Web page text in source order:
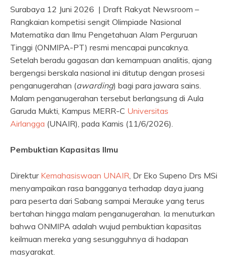
Surabaya 12 Juni 2026 | Draft Rakyat Newsroom –
Rangkaian kompetisi sengit Olimpiade Nasional
Matematika dan Ilmu Pengetahuan Alam Perguruan
Tinggi (ONMIPA-PT) resmi mencapai puncaknya.
Setelah beradu gagasan dan kemampuan analitis, ajang
bergengsi berskala nasional ini ditutup dengan prosesi
penganugerahan (awarding) bagi para jawara sains.
Malam penganugerahan tersebut berlangsung di Aula
Garuda Mukti, Kampus MERR-C Universitas
Airlangga (UNAIR), pada Kamis (11/6/2026).
Pembuktian Kapasitas Ilmu
Direktur Kemahasiswaan UNAIR, Dr Eko Supeno Drs MSi
menyampaikan rasa bangganya terhadap daya juang
para peserta dari Sabang sampai Merauke yang terus
bertahan hingga malam penganugerahan. Ia menuturkan
bahwa ONMIPA adalah wujud pembuktian kapasitas
keilmuan mereka yang sesungguhnya di hadapan
masyarakat.